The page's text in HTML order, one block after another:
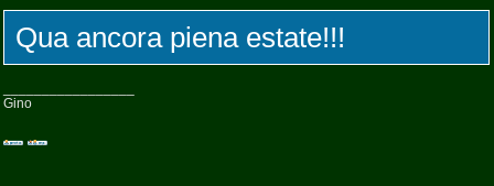
Qua ancora piena estate!!!
Gino